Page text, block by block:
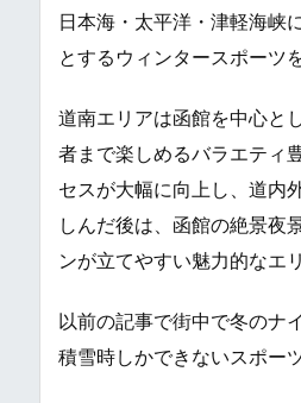
日本海・太平洋・津軽海峡
とするウィンタースポーツ
道南エリアは函館を中心と
者まで楽しめるバラエティ
セスが大幅に向上し、道内
しんだ後は、函館の絶景夜
ンが立てやすい魅力的なエ
以前の記事で街中で冬のナ
積雪時しかできないスポー